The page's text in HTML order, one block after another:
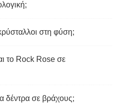
στη φύση;
το Rock Rose σε
δέντρα σε βράχους;